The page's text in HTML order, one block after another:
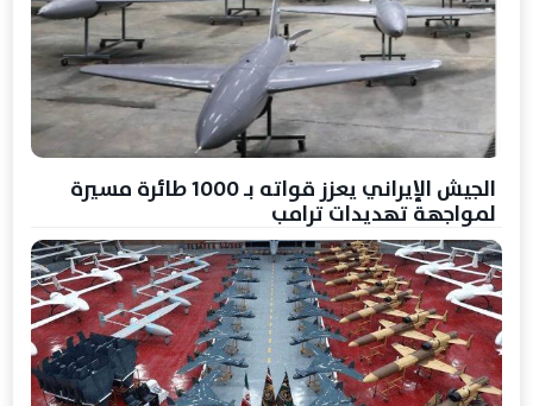
الجيش الإيراني يعزز قواته بـ 1000 طائرة مسيرة
لمواجهة تهديدات ترامب